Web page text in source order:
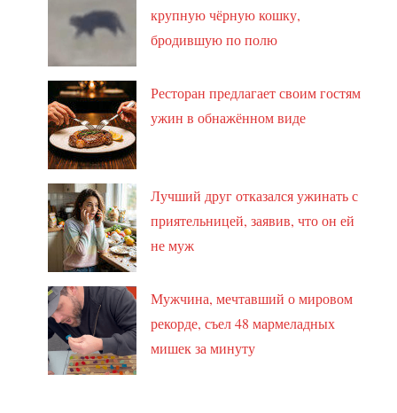
крупную чёрную кошку,
бродившую по полю
Ресторан предлагает своим гостям
ужин в обнажённом виде
Лучший друг отказался ужинать с
приятельницей, заявив, что он ей
не муж
Мужчина, мечтавший о мировом
рекорде, съел 48 мармеладных
мишек за минуту